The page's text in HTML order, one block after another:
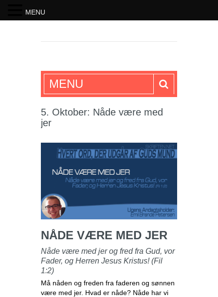
SKRIFTEN
MENU
5. Oktober: Nåde være med
jer
NÅDE VÆRE MED JER
Nåde være med jer og fred fra Gud, vor
Fader, og Herren Jesus Kristus! (Fil
1:2)
Må nåden og freden fra faderen og sønnen
være med jer. Hvad er nåde? Nåde har vi
MENU